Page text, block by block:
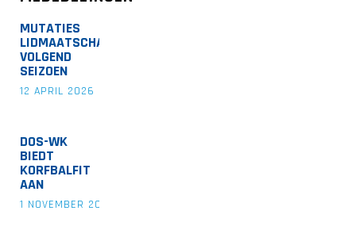
MUTATIES
LIDMAATSCHAP
VOLGEND
SEIZOEN
12 APRIL 2026
DOS-WK
BIEDT
KORFBALFIT
AAN
1 NOVEMBER 2022